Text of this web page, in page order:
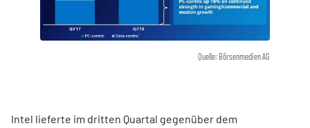
Quelle: Börsenmedien AG
Intel lieferte im dritten Quartal gegenüber dem